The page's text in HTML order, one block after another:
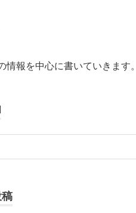
情報を中心に書いていきます。